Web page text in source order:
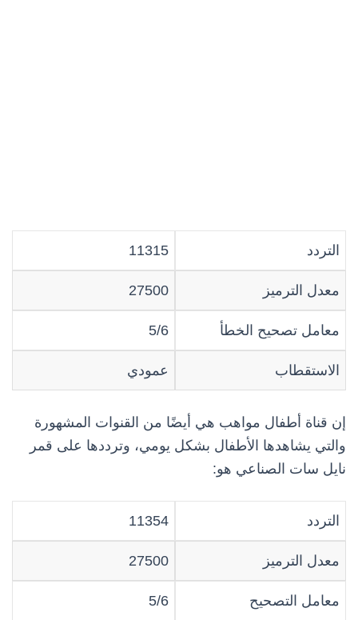
التردد 11315
معدل الترميز 27500
معامل تصحيح الخطأ 5/6
الاستقطاب عمودي
إن قناة أطفال مواهب هي أيضًا من القنوات المشهورة
والتي يشاهدها الأطفال بشكل يومي، وترددها على قمر
نايل سات الصناعي هو:
التردد 11354
معدل الترميز 27500
معامل التصحيح 5/6